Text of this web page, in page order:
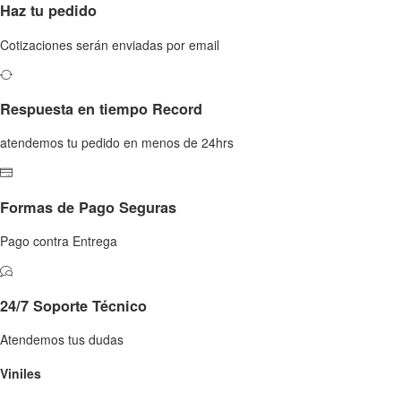
Haz tu pedido
Cotizaciones serán enviadas por email
Respuesta en tiempo Record
atendemos tu pedido en menos de 24hrs
Formas de Pago Seguras
Pago contra Entrega
24/7 Soporte Técnico
Atendemos tus dudas
Viniles